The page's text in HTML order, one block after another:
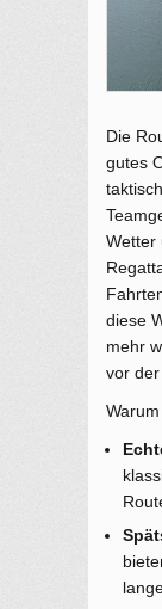
Die
gutes
Wetter
diese
mehr
vor der